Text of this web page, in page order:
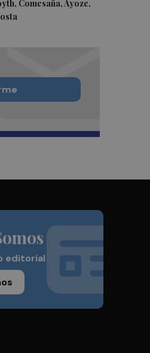
Comesaña, Ayoze,
editorial